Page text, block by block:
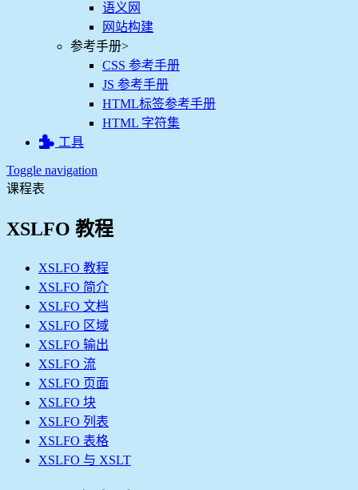
语义网
网站构建
参考手册>
CSS 参考手册
JS 参考手册
HTML标签参考手册
HTML 字符集
工具
Toggle navigation
课程表
XSLFO 教程
XSLFO 教程
XSLFO 简介
XSLFO 文档
XSLFO 区域
XSLFO 输出
XSLFO 流
XSLFO 页面
XSLFO 块
XSLFO 列表
XSLFO 表格
XSLFO 与 XSLT